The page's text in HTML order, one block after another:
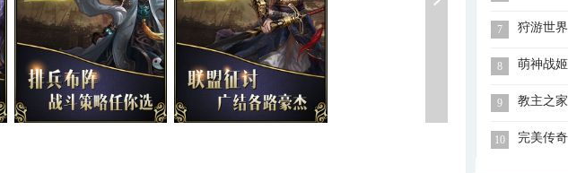
7 狩游世
8 萌神战姬
9
教主之家
10 完美传